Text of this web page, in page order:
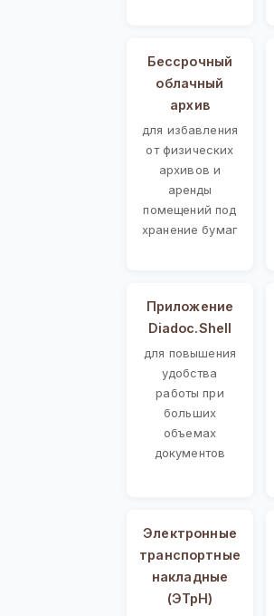
Бессрочный
облачный
архив
для избавления
от физических
архивов и
аренды
помещений под
хранение бумаг
Приложение
Diadoc.Shell
для повышения
удобства
работы при
больших
объемах
документов
Электронные
транспортные
накладные
(ЭТрН)